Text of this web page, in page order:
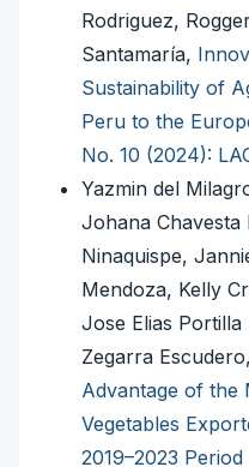
Rodriguez,
Santamaría,
Sustainability of
Peru to the
No. 10 (2024):
Yazmin del
Johana Chavesta
Ninaquispe,
Mendoza, Kelly
Jose Elias
Zegarra Escudero,
Advantage of the
Vegetables
2019–2023 Period